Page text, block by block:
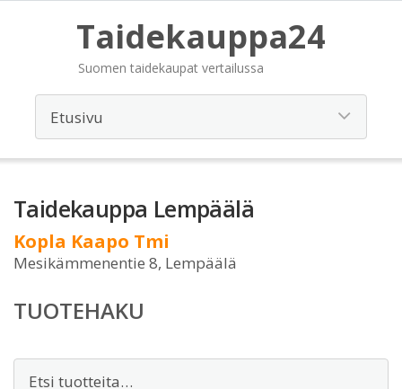
Taidekauppa24
Suomen taidekaupat vertailussa
Taidekauppa Lempäälä
Kopla Kaapo Tmi
Mesikämmenentie 8, Lempäälä
TUOTEHAKU